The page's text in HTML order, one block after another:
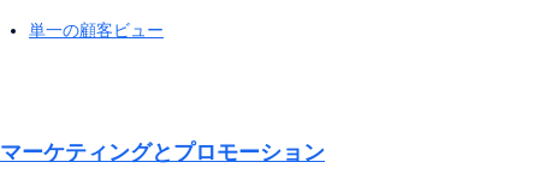
単一の顧客ビュー
マーケティングとプロモーション